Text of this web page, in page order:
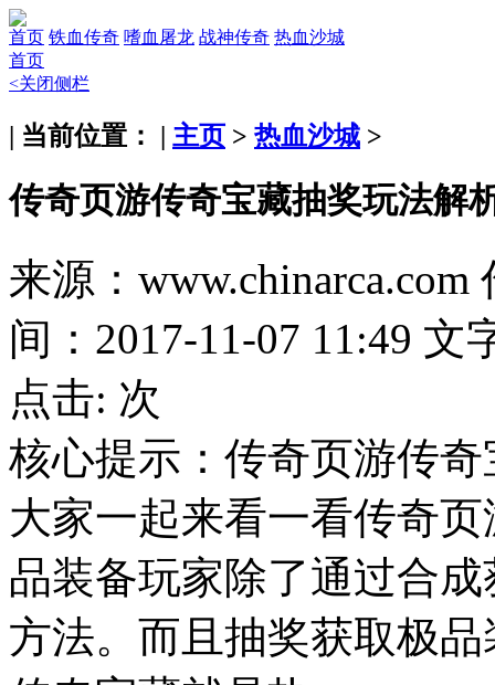
首页 铁血传奇 嗜血屠龙 战神传奇 热血沙城
首页
<关闭侧栏
| 当前位置： | 主页 > 热血沙城 >
传奇页游传奇宝藏抽奖玩法解
来源：www.chinarca.com
间：2017-11-07 11:49 文
点击: 次
核心提示： 传奇页游传
大家一起来看一看传奇
品装备玩家除了通过合
方法。而且抽奖获取极